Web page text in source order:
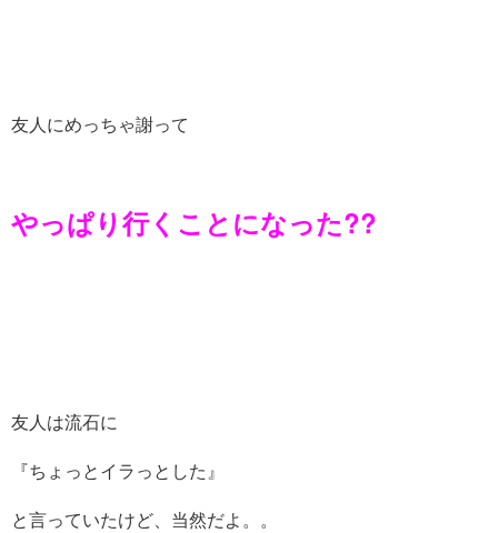
友人にめっちゃ謝って
やっぱり行くことになった??
友人は流石に
『ちょっとイラっとした』
と言っていたけど、当然だよ。。